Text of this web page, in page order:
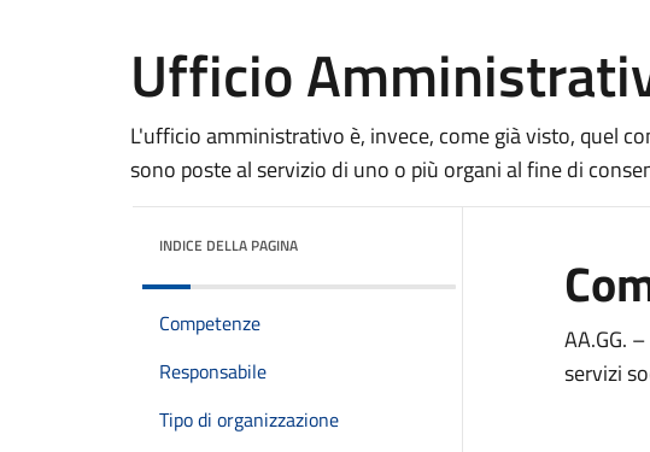
Ufficio
L'ufficio amministrativo è, invece, come già visto, quel
sono poste al servizio di uno o più organi al fine di
INDICE DELLA PAGINA
Competenze
Responsabile
Tipo di organizzazione
AA.GG.
servizi